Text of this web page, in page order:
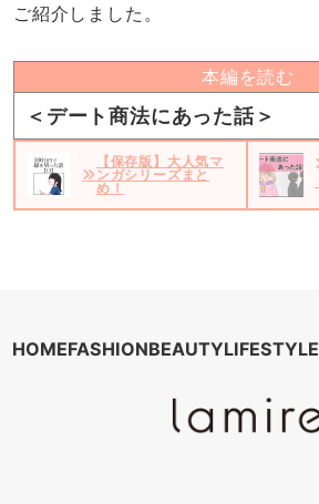
ご紹介しました。
本編を読む
＜デート商法にあった話＞
【保存版】大人気マ
ンガシリーズまと
め！
HOMEFASHIONBEAUTYLIFESTYLE